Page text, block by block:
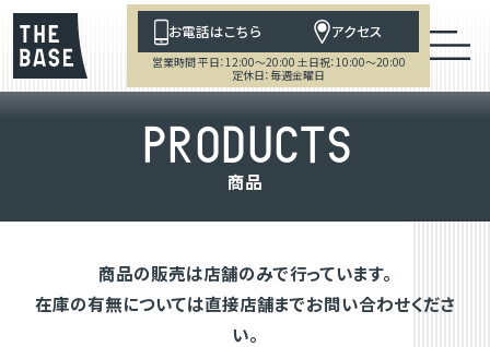
お電話はこちら アクセス
営業時間 平日：12:00～20:00 土日祝：10:00～20:00
定休日：毎週金曜日
PRODUCTS
商品
商品の販売は店舗のみで行っています。
在庫の有無については直接店舗までお問い合わせくださ
い。